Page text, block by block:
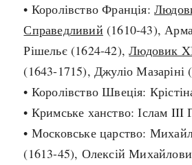
Рубрики
Авіація і космонавтика
Катастрофи
Кримінал
Культура і мистецтво
• Королівство Франція:
Справедливий (1610-43),
Рішельє (1624-42),Людовик
(1643-1715), Джуліо Мазаріні
• Королівство Швеція:
• Кримське ханство: Іслам III
• Московське царство:
(1613-45), Олексій